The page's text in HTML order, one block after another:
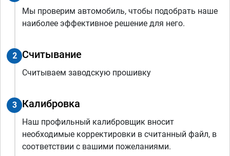
Мы проверим автомобиль, чтобы подобрать наше
наиболее эффективное решение для него.
2 Считывание
Считываем заводскую прошивку
3 Калибровка
Наш профильный калибровщик вносит
необходимые корректировки в считанный файл, в
соответствии с вашими пожеланиями.